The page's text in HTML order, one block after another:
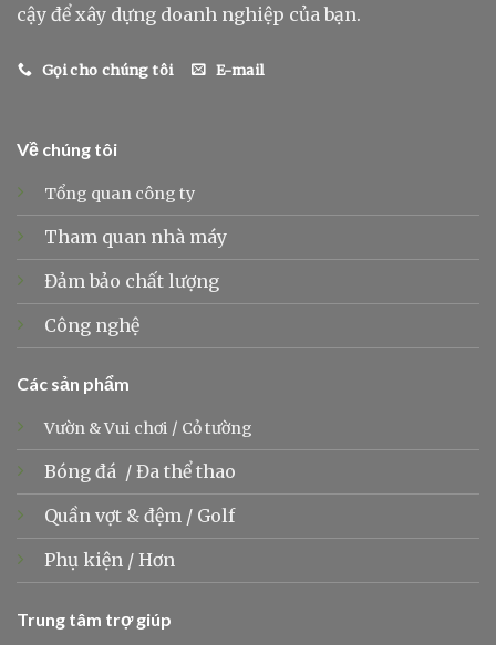
cậy để xây dựng doanh nghiệp của bạn.
Gọi cho chúng tôi E-mail
Về chúng tôi
Tổng quan công ty
Tham quan nhà máy
Đảm bảo chất lượng
Công nghệ
Các sản phẩm
Vườn & Vui chơi / Cỏ tường
Bóng đá / Đa thể thao
Quần vợt & đệm / Golf
Phụ kiện / Hơn
Trung tâm trợ giúp